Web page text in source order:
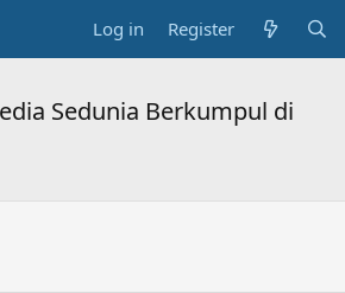
Log in Register
Sedunia Berkumpul di